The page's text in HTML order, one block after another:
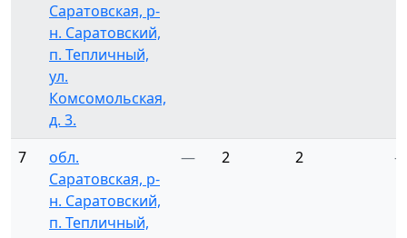
Саратовская, р-
н. Саратовский,
п. Тепличный,
ул.
Комсомольская,
д. 3.
7
обл.
Саратовская, р-
н. Саратовский,
п. Тепличный,
— 2 2